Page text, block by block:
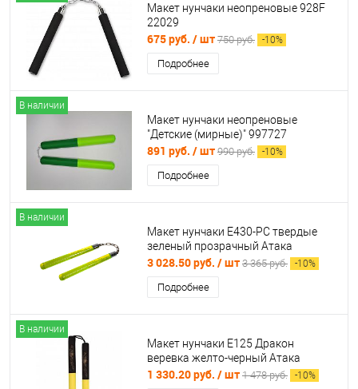
Макет нунчаки неопреновые 928F
22029
675 руб. / шт 750 руб. -10%
Подробнее
В наличии
Макет нунчаки неопреновые
"Детские (мирные)" 997727
891 руб. / шт 990 руб. -10%
Подробнее
В наличии
Макет нунчаки Е430-PC твердые
зеленый прозрачный Атака
3 028.50 руб. / шт 3 365 руб. -10%
Подробнее
В наличии
Макет нунчаки Е125 Дракон
веревка желто-черный Атака
1 330.20 руб. / шт 1 478 руб. -10%